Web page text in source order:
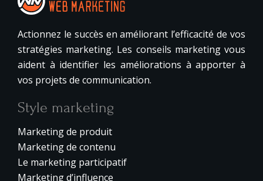
Actionnez le succès en améliorant l’efficacité de vos
stratégies marketing. Les conseils marketing vous
aident à identifier les améliorations à apporter à
vos projets de communication.
Style marketing
Marketing de produit
Marketing de contenu
Le marketing participatif
Marketing d’influence